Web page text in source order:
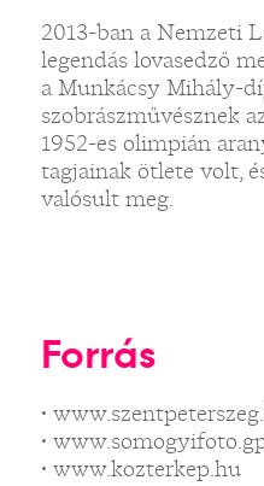
2013-ban a Nemzeti
legendás lovasedző
a Munkácsy Mihály-
szobrászművésznek
1952-es olimpián
tagjainak ötlete volt,
valósult meg.
Forrás
•
•
• www.kozterkep.hu